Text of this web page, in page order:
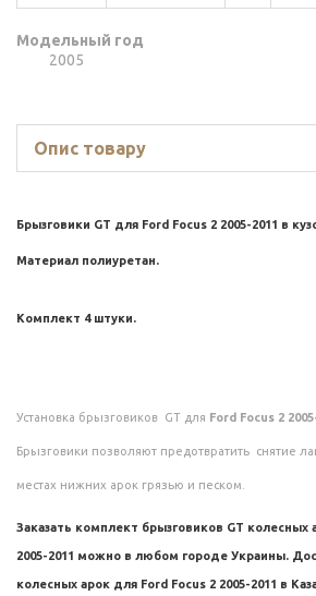
Модельный год
2005
Опис товару
Брызговики GT для Ford Focus 2 2005-2011 в
Материал полиуретан.
Комплект 4 штуки.
Установка брызговиков GT для Ford Focus 2
Брызговики позволяют предотвратить снятие
местах нижних арок грязью и песком.
Заказать комплект брызговиков GT колесных
2005-2011 можно в любом городе Украины.
колесных арок для Ford Focus 2 2005-2011 в